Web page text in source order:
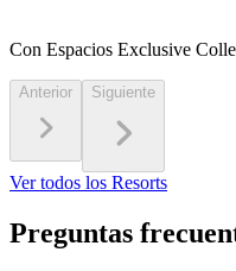
Con Espacios Exclusive
Anterior Siguiente
Ver todos los Resorts
Preguntas